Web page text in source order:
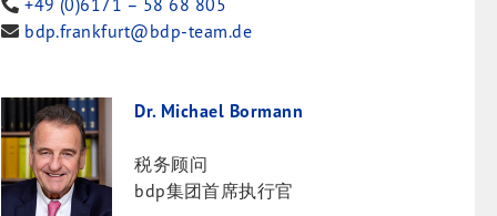
+49 (0)6171 – 58 68 805
bdp.frankfurt@bdp-team.de
Dr. Michael Bormann
税务顾问
bdp集团首席执行官